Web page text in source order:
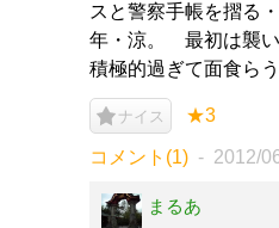
スと警察手帳を摺る
年・涼。 最初は襲
積極的過ぎて面食ら
ナイス ★3
コメント(1) 2012/
まるあ